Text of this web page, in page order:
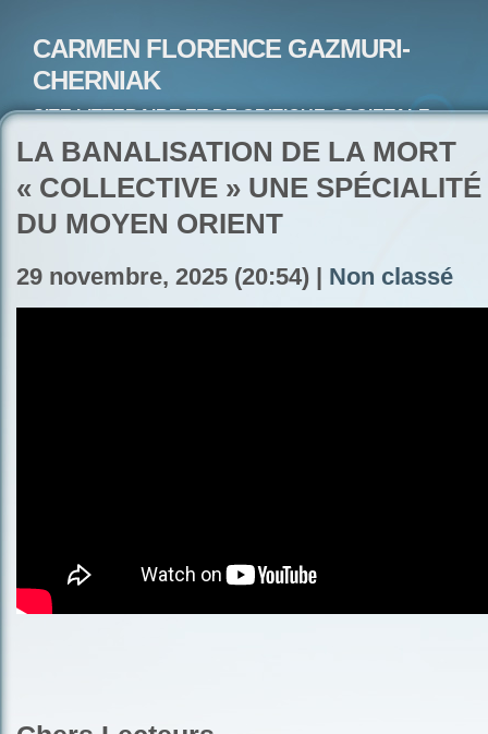
CARMEN FLORENCE GAZMURI-
CHERNIAK
SITE LITTERAIRE ET DE CRITIQUE SOCIETALE-
LA BANALISATION DE LA MORT
« COLLECTIVE » UNE
DU MOYEN ORIENT
29 novembre, 2025 (20:54) | Non classé